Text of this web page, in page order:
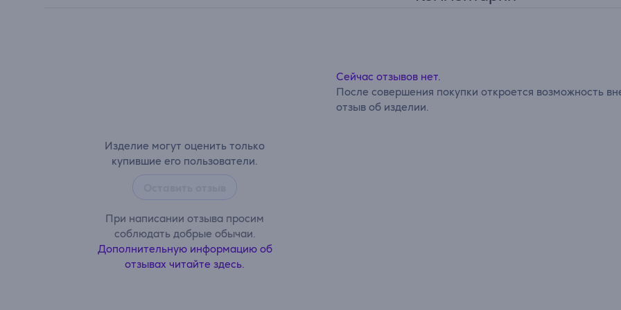
Изделие могут оценить только
купившие его пользователи.
При написании отзыва просим
соблюдать добрые обычаи.
Дополнительную информацию об
отзывах читайте здесь.
Сейчас отзывов нет.
После совершения покупки откроется возможность
отзыв об изделии.